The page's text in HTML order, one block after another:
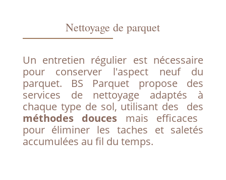
Nettoyage de parquet
Un entretien régulier est nécessaire
pour conserver l'aspect neuf du
parquet. BS Parquet propose des
services de nettoyage adaptés à
chaque type de sol, utilisant des des
méthodes douces mais efficaces
pour éliminer les taches et saletés
accumulées au fil du temps.